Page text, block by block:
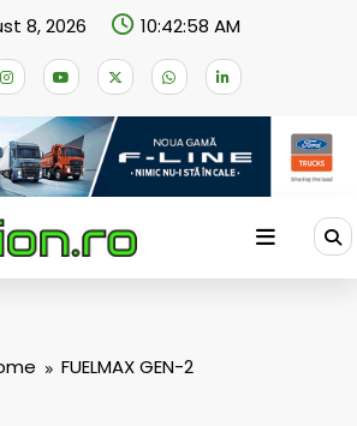
8, 2026 10:42:58 AM
FUELMAX GEN-2